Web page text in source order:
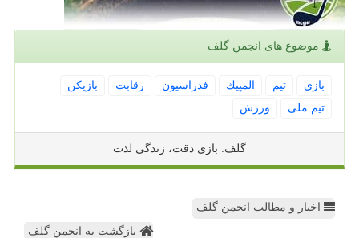
موضوع های انجمن گلف
بازی تیم المپیك فدراسیون رقابت
بازیكن
تیم ملی
ورزش
گلف: بازی دقت، زندگی لذت
اخبار و مطالب انجمن گلف
بازگشت به انجمن گلف